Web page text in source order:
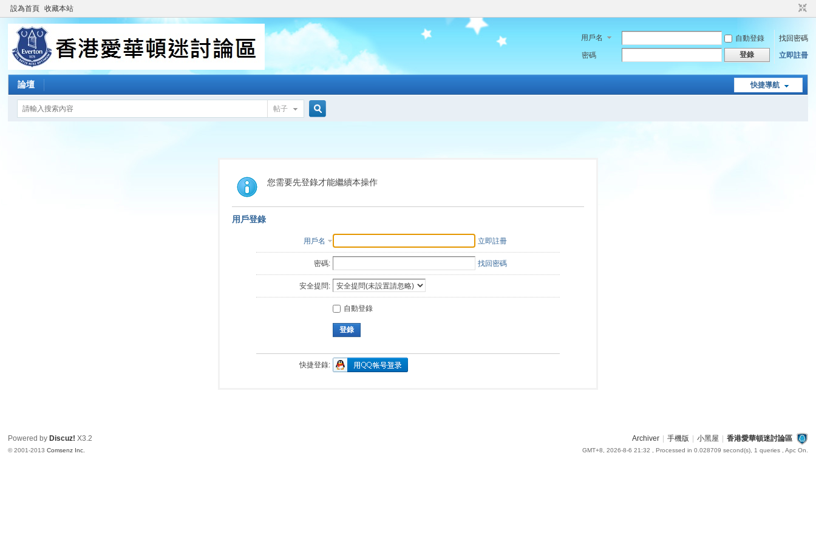
設為首頁 收藏本站
用戶名 自動登錄
找回密碼
密碼
登錄 立即註冊
快捷導航
論壇
帖子
索
您需要先登錄才能繼續本操作
用戶登錄
用戶名 立即註冊
密碼: 找回密碼
安全提問:
自動登錄
登錄
快捷登錄:
Archiver 手機版 小黑屋 香港愛華頓迷討論區
GMT+8, 2026-8-6 21:32 , Processed in 0.028709 second(s), 1 queries , Apc On.
Powered by Discuz! X3.2
© 2001-2013Comsenz Inc.